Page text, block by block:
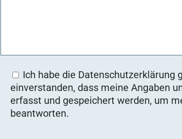
Ich habe die Datenschutzerklärung
einverstanden, dass meine Angaben
erfasst und gespeichert werden, um
beantworten.